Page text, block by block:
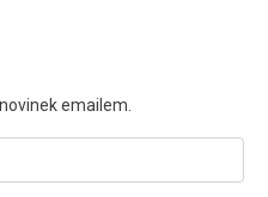
emailem.